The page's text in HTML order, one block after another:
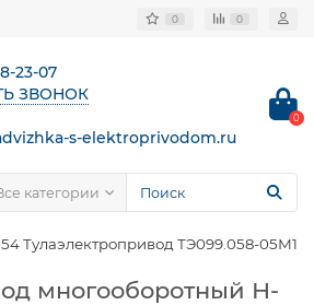
0 0
23-07
ЗВОНОК
s-elektroprivodom.ru
0
категории
Тулаэлектропривод ТЭ099.058-05М1
многооборотный Н-